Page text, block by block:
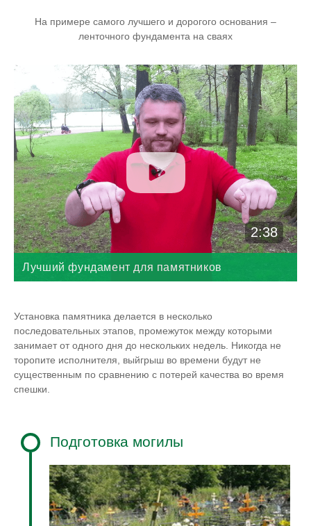
На примере самого лучшего и дорогого основания –
ленточного фундамента на сваях
2:38
Лучший фундамент для памятников
Установка памятника делается в несколько
последовательных этапов, промежуток между которыми
занимает от одного дня до нескольких недель. Никогда не
торопите исполнителя, выйгрыш во времени будут не
существенным по сравнению с потерей качества во время
спешки.
Подготовка могилы